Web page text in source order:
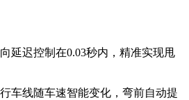
延迟控制在0.03秒内，精准实现甩
车线随车速智能变化，弯前自动提